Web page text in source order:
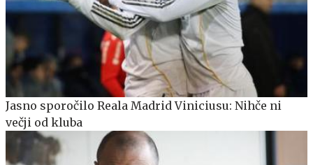
Jasno sporočilo Reala Madrid Viniciusu: Nihče ni
večji od kluba